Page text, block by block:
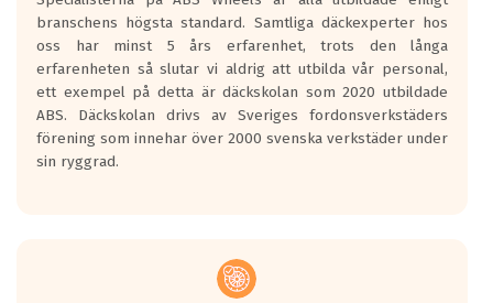
längsta.
Inga D eller G betyg delas ut för
personbilar och lätta lastbilar.
Betyget sätts efter ett test där däcken
skall bromsa in på en väg där det ligger
0.5-1.5 mm vatten.
I 80km/h kommer skillnaden på
Vid körning i över 50km/h brukar
branschens högsta standard. Samtliga däckexperter hos
oss har minst 5 års erfarenhet, trots den långa
erfarenheten så slutar vi aldrig att utbilda vår personal,
ett exempel på detta är däckskolan som 2020 utbildade
ABS. Däckskolan drivs av Sveriges fordonsverkstäders
förening som innehar över 2000 svenska verkstäder under
sin ryggrad.